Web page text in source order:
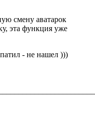
смену аватарок
эта функция уже
- не нашел )))